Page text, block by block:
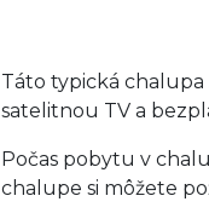
Táto typická
satelitnou TV a
Počas pobytu v
chalupe si môžete